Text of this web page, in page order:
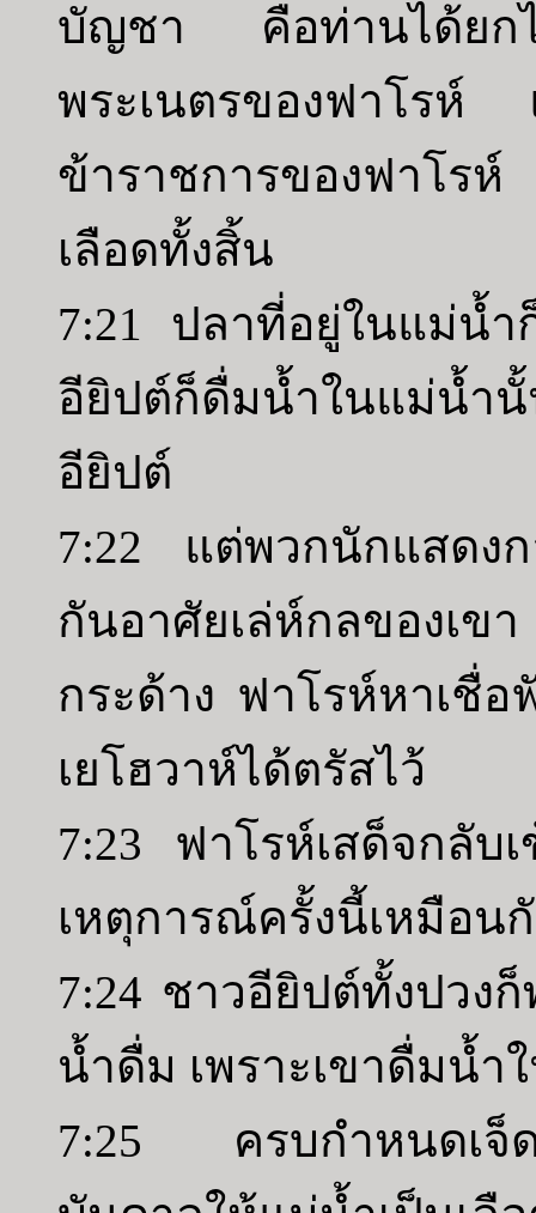
บัญชา คือท่านได้ยกไ
พระเนตรของฟาโรห์
ข้าราชการของฟาโร
เลือดทั้งสิ้น
7:21 ปลาที่อยู่ในแม่น้
อียิปต์ก็ดื่มน้ำในแม่น้
อียิปต์
7:22 แต่พวกนักแสดง
กันอาศัยเล่ห์กลของเข
กระด้าง ฟาโรห์หาเชื่
เยโฮวาห์ได้ตรัสไว้
7:23 ฟาโรห์เสด็จกลับ
เหตุการณ์ครั้งนี้เหมือน
7:24 ชาวอียิปต์ทั้งปว
น้ำดื่ม เพราะเขาดื่มน้ำ
7:25 ครบกำหนดเจ็ด